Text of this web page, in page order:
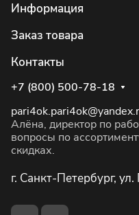
Информация
Заказ товара
Контакты
+7 (800) 500-78-18
Алёна, директор по
вопросы по
скидках.
г. Санкт-Петербург,